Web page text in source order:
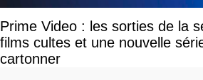
Prime Video : les sorties de la
films cultes et une nouvelle
cartonner